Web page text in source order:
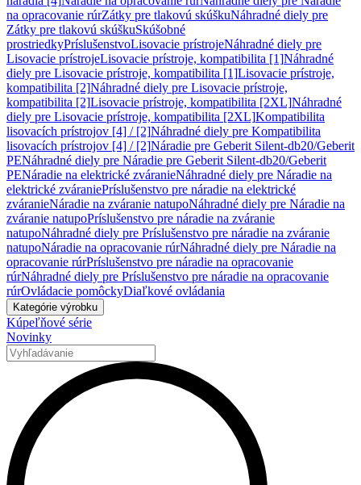
na opracovanie rúrZátky pre tlakovú skúškuNáhradné diely pre
Zátky pre tlakovú skúškuSkúšobné
prostriedkyPríslušenstvoLisovacie prístrojeNáhradné diely pre
Lisovacie prístrojeLisovacie prístroje, kompatibilita [1]Náhradné
diely pre Lisovacie prístroje, kompatibilita [1]Lisovacie prístroje,
kompatibilita [2]Náhradné diely pre Lisovacie prístroje,
kompatibilita [2]Lisovacie prístroje, kompatibilita [2XL]Náhradné
diely pre Lisovacie prístroje, kompatibilita [2XL]Kompatibilita
lisovacích prístrojov [4] / [2]Náhradné diely pre Kompatibilita
lisovacích prístrojov [4] / [2]Náradie pre Geberit Silent-db20/Geberit
PENáhradné diely pre Náradie pre Geberit Silent-db20/Geberit
PENáradie na elektrické zváranieNáhradné diely pre Náradie na
elektrické zváraniePríslušenstvo pre náradie na elektrické
zváranieNáradie na zváranie natupoNáhradné diely pre Náradie na
zváranie natupoPríslušenstvo pre náradie na zváranie
natupoNáhradné diely pre Príslušenstvo pre náradie na zváranie
natupoNáradie na opracovanie rúrNáhradné diely pre Náradie na
opracovanie rúrPríslušenstvo pre náradie na opracovanie
rúrNáhradné diely pre Príslušenstvo pre náradie na opracovanie
rúrOvládacie pomôckyDiaľkové ovládania
Kategórie výrobku
Kúpeľňové série
Novinky